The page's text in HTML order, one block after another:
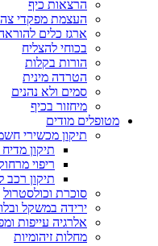
הרצאות כיף
העצמת מפקדי
ארגז כלים
בכוחי להצליח
הורות בקלות
הטרדה מינית
סמים ולא נהנים
מיחזור בכיף
מטופלים מודים
תיקון מכשירי
תיקון
ריפוי
תיקון רכב
סוכרת וכולסטרול
ירידה במשקל
אלרגיה עייפות
מחלות זיהומיות